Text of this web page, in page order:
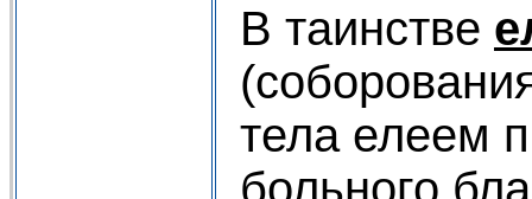
В таинстве
тела елеем
больного